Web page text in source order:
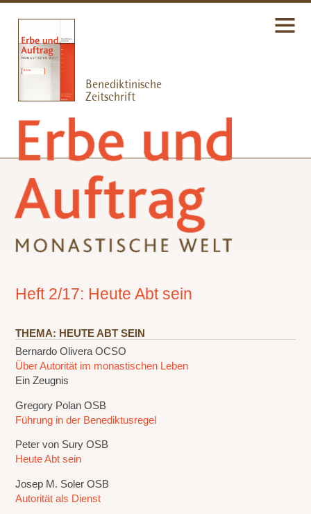
Heft 2/17: Heute Abt sein
THEMA: HEUTE ABT SEIN
Bernardo Olivera OCSO
Über Autorität im monastischen Leben
Ein Zeugnis
Gregory Polan OSB
Führung in der Benediktusregel
Peter von Sury OSB
Heute Abt sein
Josep M. Soler OSB
Autorität als Dienst